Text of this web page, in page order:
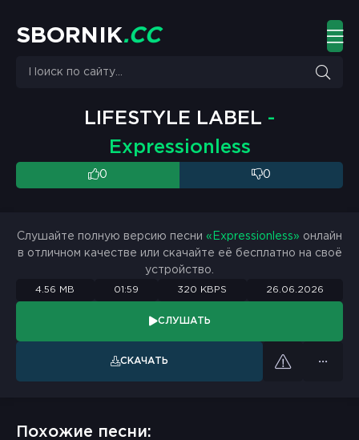
S BO R N K.CC
LIFESTYLE LABEL -
Expressionless
0 0
Слушайте полную версию песни «Expressionless» онлайн
в отличном качестве или скачайте её бесплатно на своё
устройство.
4.56 MB 01:59 320 KBPS 26.06.2026
СЛУШАТЬ
СКАЧАТЬ
Похожие песни: